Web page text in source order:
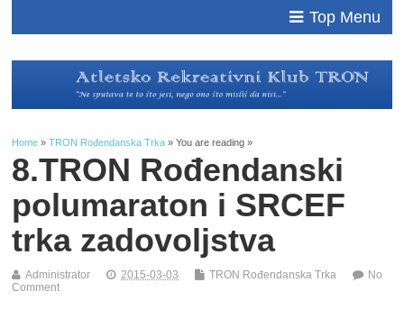
Top Menu
Home »TRON Rođendanska Trka » You are reading »
8.TRON Rođendanski
polumaraton i SRCEF
trka zadovoljstva
Administrator 2015-03-03 TRON Rođendanska Trka
No
Comment